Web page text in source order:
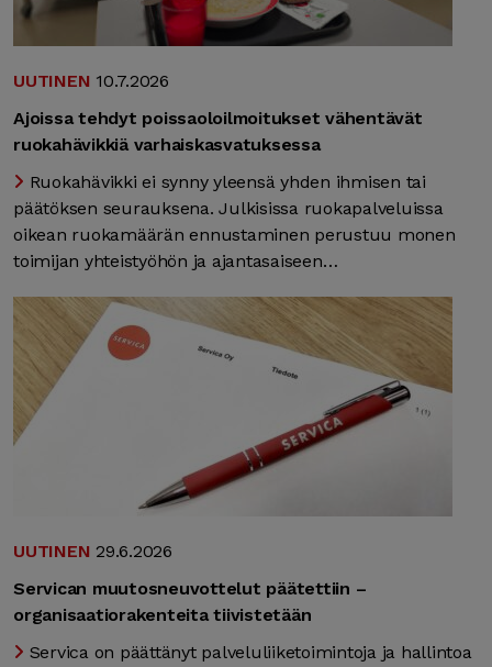
UUTINEN 10.7.2026
Ajoissa tehdyt poissaoloilmoitukset vähentävät
ruokahävikkiä varhaiskasvatuksessa
Ruokahävikki ei synny yleensä yhden ihmisen tai
päätöksen seurauksena. Julkisissa ruokapalveluissa
oikean ruokamäärän ennustaminen perustuu monen
toimijan yhteistyöhön ja ajantasaiseen…
UUTINEN 29.6.2026
Servican muutosneuvottelut päätettiin –
organisaatiorakenteita tiivistetään
Servica on päättänyt palveluliiketoimintoja ja hallintoa